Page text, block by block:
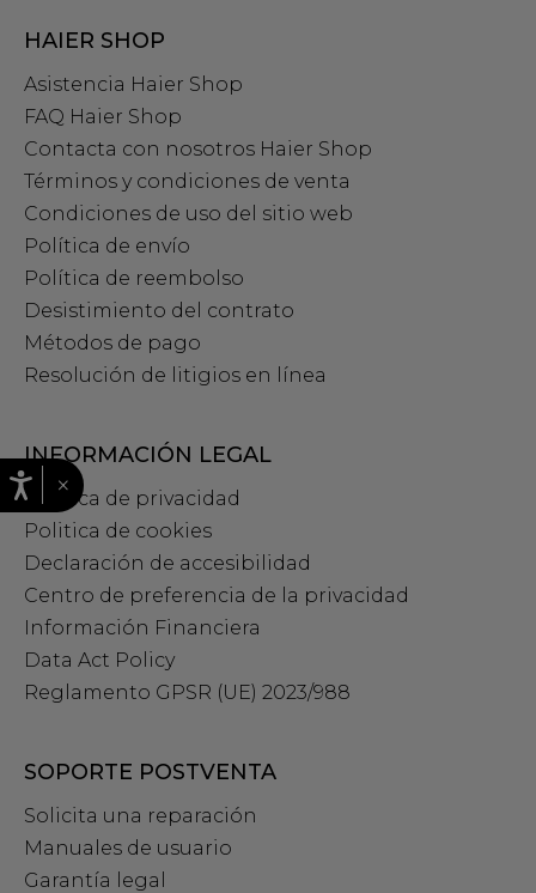
HAIER SHOP
Asistencia Haier Shop
FAQ Haier Shop
Contacta con nosotros Haier Shop
Términos y condiciones de venta
Condiciones de uso del sitio web
Política de envío
Política de reembolso
Desistimiento del contrato
Métodos de pago
Resolución de litigios en línea
INFORMACIÓN LEGAL
Política de privacidad
Politica de cookies
Declaración de accesibilidad
Centro de preferencia de la privacidad
Información Financiera
Data Act Policy
Reglamento GPSR (UE) 2023/988
SOPORTE POSTVENTA
Solicita una reparación
Manuales de usuario
Garantía legal
×